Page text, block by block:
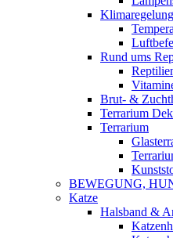
Klimaregelung
Rund ums
Brut- &
Terrarium
Terrarium
BEWEGUNG,
Katze
Halsband &